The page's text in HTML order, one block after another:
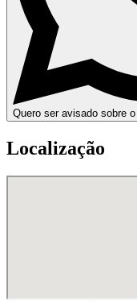
Quero ser avisado sobre
Localização